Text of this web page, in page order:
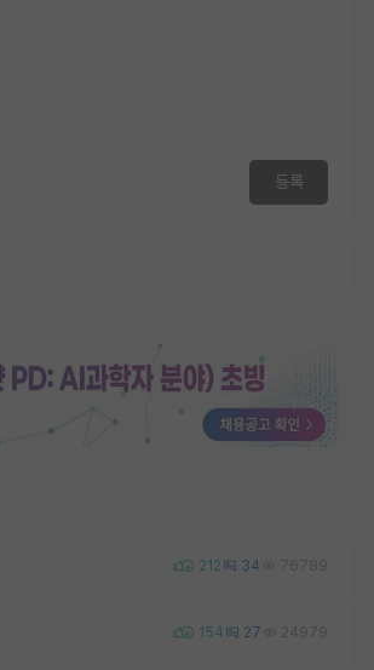
등록
212 34 76789
154 27 24979